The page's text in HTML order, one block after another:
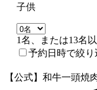
子供
1名、または13名
予約日時で絞り
【公式】和牛一頭焼